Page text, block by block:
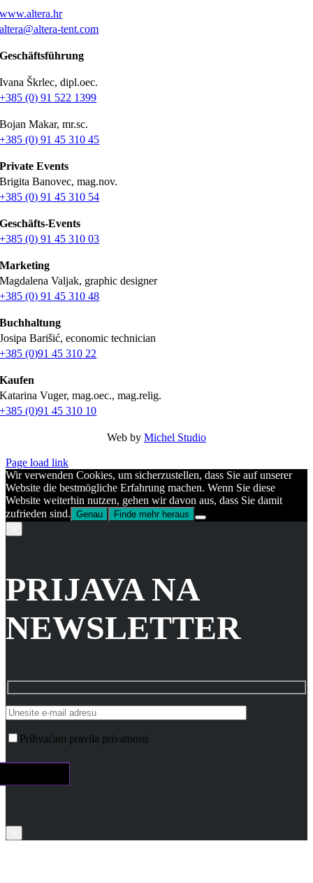
www.altera.hr
altera@altera-tent.com
Geschäftsführung
Ivana Škrlec, dipl.oec.
+385 (0) 91 522 1399
Bojan Makar, mr.sc.
+385 (0) 91 45 310 45
Private Events
Brigita Banovec, mag.nov.
+385 (0) 91 45 310 54
Geschäfts-Events
+385 (0) 91 45 310 03
Marketing
Magdalena Valjak, graphic designer
+385 (0) 91 45 310 48
Buchhaltung
Josipa Barišić, economic technician
+385 (0)91 45 310 22
Kaufen
Katarina Vuger, mag.oec., mag.relig.
+385 (0)91 45 310 10
Web by Michel Studio
Page load link
Wir verwenden Cookies, um sicherzustellen, dass Sie auf unserer
Website die bestmögliche Erfahrung machen. Wenn Sie diese
Website weiterhin nutzen, gehen wir davon aus, dass Sie damit
zufrieden sind. Genau Finde mehr heraus
Go
to
PRIJAVA NA
NEWSLETTER
Prihvaćam pravila privatnosti